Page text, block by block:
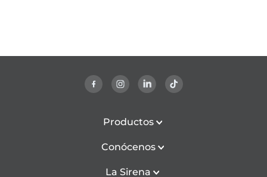
Productos
Conócenos
La Sirena